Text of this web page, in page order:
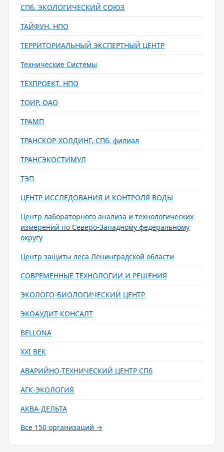
СПб. ЭКОЛОГИЧЕСКИЙ СОЮЗ
ТАЙФУН, НПО
ТЕРРИТОРИАЛЬНЫЙ ЭКСПЕРТНЫЙ ЦЕНТР
Технические Системы
ТЕХПРОЕКТ, НПО
ТОИР, ОАО
ТРАМП
ТРАНСКОР-ХОЛДИНГ, СПб. филиал
ТРАНСЭКОСТИМУЛ
ТЭП
ЦЕНТР ИССЛЕДОВАНИЯ И КОНТРОЛЯ ВОДЫ
Центр лабораторного анализа и технологических
измерений по Северо-Западному федеральному
округу
Центр защиты леса Ленинградской области
СОВРЕМЕННЫЕ ТЕХНОЛОГИИ И РЕШЕНИЯ
ЭКОЛОГО-БИОЛОГИЧЕСКИЙ ЦЕНТР
ЭКОАУДИТ-КОНСАЛТ
BELLONA
XXI ВЕК
АВАРИЙНО-ТЕХНИЧЕСКИЙ ЦЕНТР СПб
АГК-ЭКОЛОГИЯ
АКВА-ДЕЛЬТА
Все 150 организаций →